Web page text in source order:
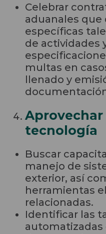
Celebrar
aduanales
específicas
de actividades
multas en
llenado y
Aprovechar
tecnología
Buscar
manejo de
exterior, así
herramientas
relacionadas.
Identificar las